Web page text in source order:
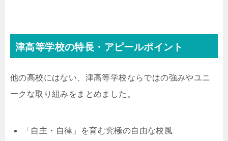
津高等学校の特長・アピールポイント
他の高校にはない、津高等学校ならではの強みやユニ
ークな取り組みをまとめました。
「自主・自律」を育む究極の自由な校風